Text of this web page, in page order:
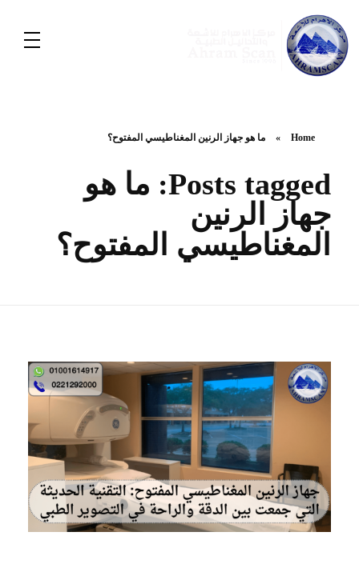
Home
» ما هو جهاز الرنين المغناطيسي المفتوح؟
Posts tagged: ما هو
جهاز الرنين
المغناطيسي المفتوح؟